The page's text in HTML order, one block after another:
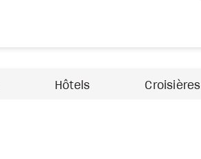
Hôtels Croisières